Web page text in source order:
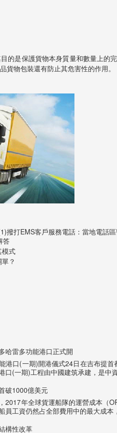
的是保護貨物本身質量和數量上的
貨物包裝還有防止其危害性的作用。
撥打EMS客戶服務電話：當地電話
答
模式
？
哈雷多功能港口正式開
港口(一期)開港儀式24日在吉布提
口(一期)工程由中國建筑承建，是中
破1000億美元
2017年全球貨運船隊的運營成本（
員工資仍然占全部費用中的最大成本
構性改革